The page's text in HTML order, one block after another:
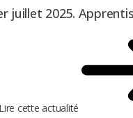
juillet 2025.
cette actualité